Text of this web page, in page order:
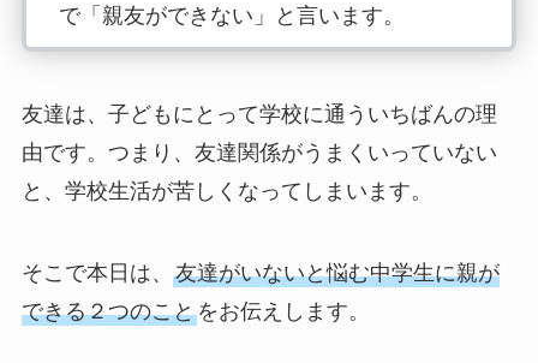
で「親友ができない」と言います。
ちゃう」友達にもママみたいに一番に僕と
仲良くして欲しいって思っちゃう。と言い
ます。
達だよ。簡単にはできないけど必ず出来る
と思うよ」の声掛けしかできません…
友達は、子どもにとって学校に通ういちばんの理
由です。つまり、友達関係がうまくいっていない
と、学校生活が苦しくなってしまいます。
そこで本日は、 友達がいないと悩む中学生に親が
できる２つのことをお伝えします。